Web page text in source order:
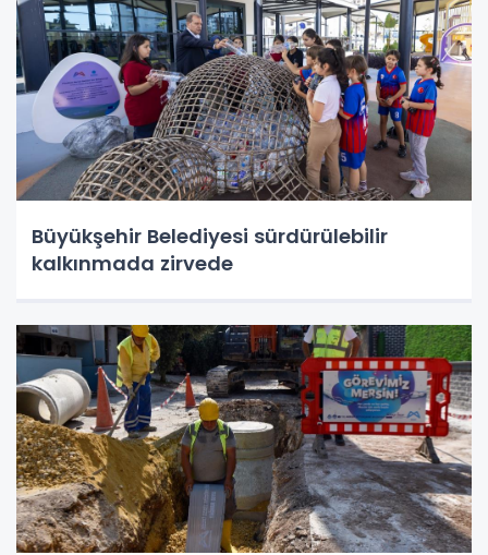
Büyükşehir Belediyesi sürdürülebilir
kalkınmada zirvede